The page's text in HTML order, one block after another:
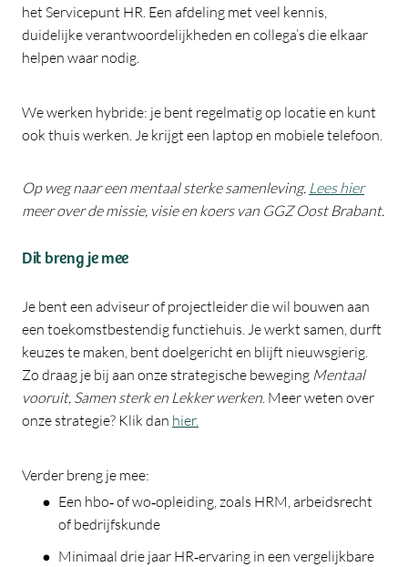
het Servicepunt HR. Een afdeling met veel kennis,
duidelijke verantwoordelijkheden en collega’s die elkaar
helpen waar nodig.
We werken hybride: je bent regelmatig op locatie en kunt
ook thuis werken. Je krijgt een laptop en mobiele telefoon.
Op weg naar een mentaal sterke samenleving. Lees hier
meer over de missie, visie en koers van GGZ Oost Brabant.
Dit breng je mee
Je bent een adviseur of projectleider die wil bouwen aan
een toekomstbestendig functiehuis. Je werkt samen, durft
keuzes te maken, bent doelgericht en blijft nieuwsgierig.
Zo draag je bij aan onze strategische beweging Mentaal
vooruit, Samen sterk en Lekker werken. Meer weten over
onze strategie? Klik dan hier.
Verder breng je mee:
Een hbo‑ of wo‑opleiding, zoals HRM, arbeidsrecht
of bedrijfskunde
Minimaal drie jaar HR‑ervaring in een vergelijkbare